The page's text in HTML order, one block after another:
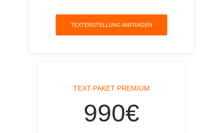
TEXTERSTELLUNG ANFRAGEN
TEXT-PAKET PREMIUM
990€